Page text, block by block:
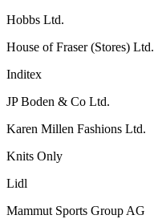
Hobbs Ltd.
House of Fraser (Stores) Ltd.
Inditex
JP Boden & Co Ltd.
Karen Millen Fashions Ltd.
Knits Only
Lidl
Mammut Sports Group AG